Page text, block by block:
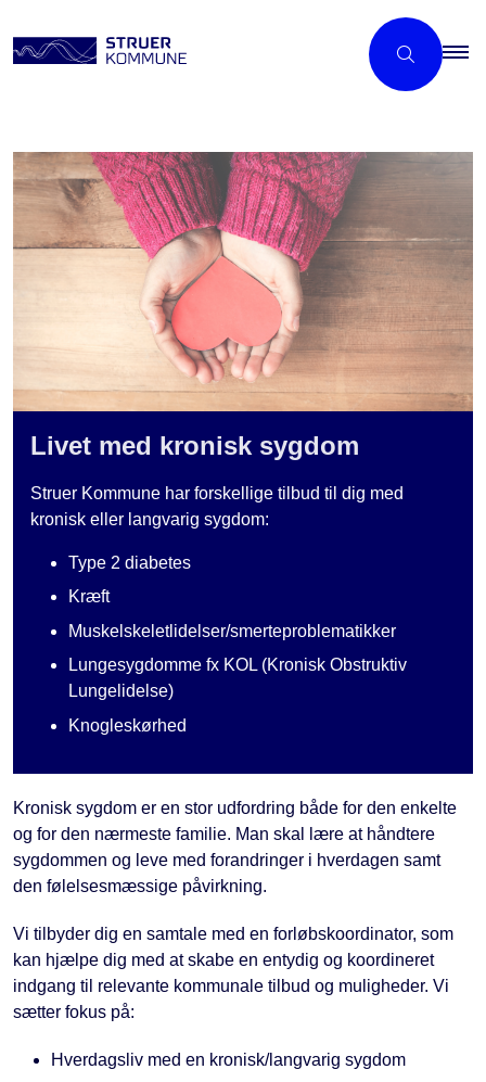
Livet med kronisk sygdom
Struer Kommune har forskellige tilbud til dig med
kronisk eller langvarig sygdom:
Type 2 diabetes
Kræft
Muskelskeletlidelser/smerteproblematikker
Lungesygdomme fx KOL (Kronisk Obstruktiv
Lungelidelse)
Knogleskørhed
Kronisk sygdom er en stor udfordring både for den enkelte
og for den nærmeste familie. Man skal lære at håndtere
sygdommen og leve med forandringer i hverdagen samt
den følelsesmæssige påvirkning.
Vi tilbyder dig en samtale med en forløbskoordinator, som
kan hjælpe dig med at skabe en entydig og koordineret
indgang til relevante kommunale tilbud og muligheder. Vi
sætter fokus på:
Hverdagsliv med en kronisk/langvarig sygdom